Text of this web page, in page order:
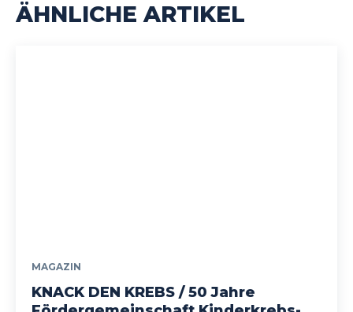
ÄHNLICHE ARTIKEL
MAGAZIN
KNACK DEN KREBS / 50 Jahre